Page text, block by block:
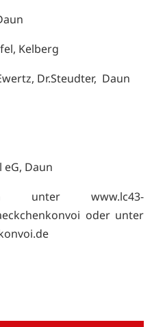
Kelberg
Dr.Steudter, Daun
Daun
unter www.lc43-
oder unter